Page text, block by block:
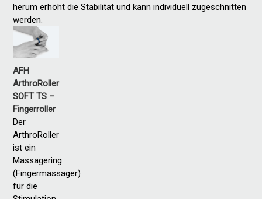
herum erhöht die Stabilität und kann individuell zugeschnitten
werden.
AFH
ArthroRoller
SOFT TS –
Fingerroller
Der
ArthroRoller
ist ein
Massagering
(Fingermassager)
für die